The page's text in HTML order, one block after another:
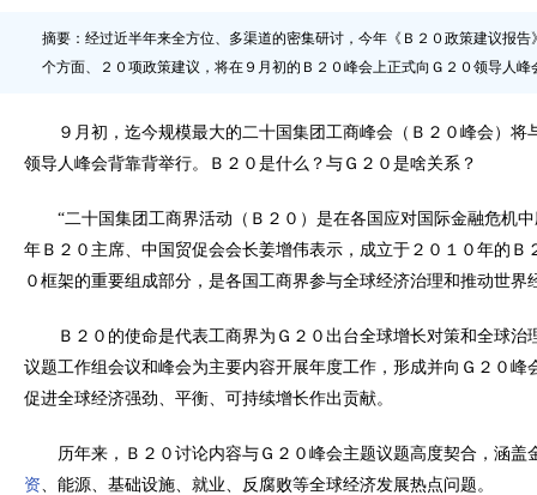
摘要：经过近半年来全方位、多渠道的密集研讨，今年《Ｂ２０政策建议报
个方面、２０项政策建议，将在９月初的Ｂ２０峰会上正式向Ｇ２０领导人峰
９月初，迄今规模最大的二十国集团工商峰会（Ｂ２０峰会）将
领导人峰会背靠背举行。Ｂ２０是什么？与Ｇ２０是啥关系？
“二十国集团工商界活动（Ｂ２０）是在各国应对国际金融危机
年Ｂ２０主席、中国贸促会会长姜增伟表示，成立于２０１０年的Ｂ
０框架的重要组成部分，是各国工商界参与全球经济治理和推动世界
Ｂ２０的使命是代表工商界为Ｇ２０出台全球增长对策和全球治
议题工作组会议和峰会为主要内容开展年度工作，形成并向Ｇ２０峰
促进全球经济强劲、平衡、可持续增长作出贡献。
历年来，Ｂ２０讨论内容与Ｇ２０峰会主题议题高度契合，涵盖
资、能源、基础设施、就业、反腐败等全球经济发展热点问题。